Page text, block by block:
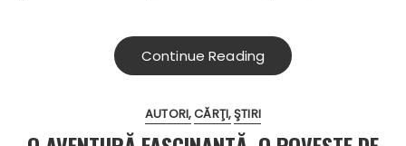
Continue Reading
AUTORI CĂRŢI ŞTIRI